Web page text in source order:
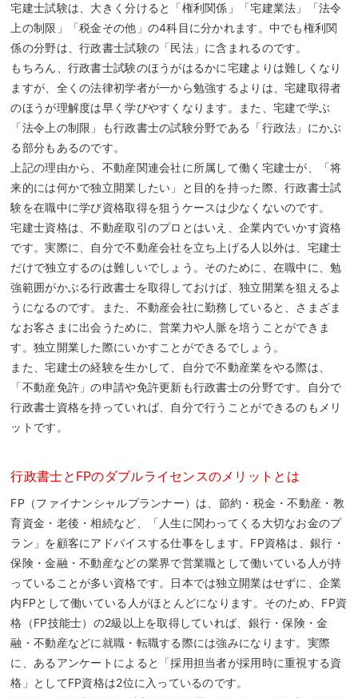
宅建士試験は、大きく分けると「権利関係」「宅建業法」「法令
上の制限」「税金その他」の4科目に分かれます。中でも権利関
係の分野は、行政書士試験の「民法」に含まれるのです。
もちろん、行政書士試験のほうがはるかに宅建よりは難しくなり
ますが、全くの法律初学者が一から勉強するよりは、宅建取得者
のほうが理解度は早く学びやすくなります。また、宅建で学ぶ
「法令上の制限」も行政書士の試験分野である「行政法」にかぶ
る部分もあるのです。
上記の理由から、不動産関連会社に所属して働く宅建士が、「将
来的には何かで独立開業したい」と目的を持った際、行政書士試
験を在職中に学び資格取得を狙うケースは少なくないのです。
宅建士資格は、不動産取引のプロとはいえ、企業内でいかす資格
です。実際に、自分で不動産会社を立ち上げる人以外は、宅建士
だけで独立するのは難しいでしょう。そのために、在職中に、勉
強範囲がかぶる行政書士を取得しておけば、独立開業を狙えるよ
うになるのです。また、不動産会社に勤務していると、さまざま
なお客さまに出会うために、営業力や人脈を培うことができま
す。独立開業した際にいかすことができるでしょう。
また、宅建士の経験を生かして、自分で不動産業をやる際は、
「不動産免許」の申請や免許更新も行政書士の分野です。自分で
行政書士資格を持っていれば、自分で行うことができるのもメリ
ットです。
行政書士とFPのダブルライセンスのメリットとは
FP（ファイナンシャルプランナー）は、節約・税金・不動産・教
育資金・老後・相続など、「人生に関わってくる大切なお金のプ
ラン」を顧客にアドバイスする仕事をします。FP資格は、銀行・
保険・金融・不動産などの業界で営業職として働いている人が持
っていることが多い資格です。日本では独立開業はせずに、企業
内FPとして働いている人がほとんどになります。そのため、FP資
格（FP技能士）の2級以上を取得していれば、銀行・保険・金
融・不動産などに就職・転職する際には強みになります。実際
に、あるアンケートによると「採用担当者が採用時に重視する資
格」としてFP資格は2位に入っているのです。